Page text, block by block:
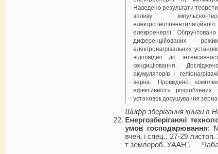
Наведено результати
впливу імпульсно-
елекроенергії.
диференційованих
електронагрівальних
відповідно до
кондиціювання.
акумуляторів і
зерна. Проведено
ефективність розроблених
установок досушування
Шифр зберігання книги в
Енергозберігаючі
умов господарювання:
вчен. і спец., 27-29
т землероб. УААН". —